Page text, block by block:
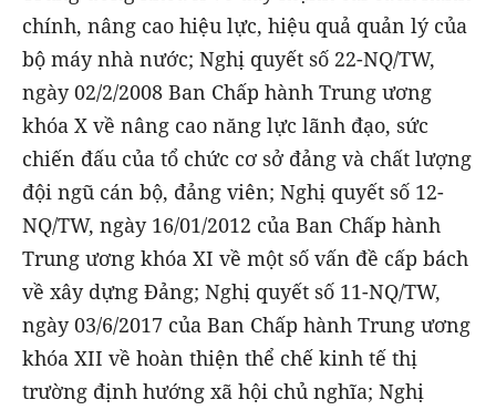
chính, nâng cao hiệu lực, hiệu quả quản lý của
bộ máy nhà nước; Nghị quyết số 22-NQ/TW,
ngày 02/2/2008 Ban Chấp hành Trung ương
khóa X về nâng cao năng lực lãnh đạo, sức
chiến đấu của tổ chức cơ sở đảng và chất lượng
đội ngũ cán bộ, đảng viên; Nghị quyết số 12-
NQ/TW, ngày 16/01/2012 của Ban Chấp hành
Trung ương khóa XI về một số vấn đề cấp bách
về xây dựng Đảng; Nghị quyết số 11-NQ/TW,
ngày 03/6/2017 của Ban Chấp hành Trung ương
khóa XII về hoàn thiện thể chế kinh tế thị
trường định hướng xã hội chủ nghĩa; Nghị